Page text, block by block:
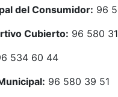
del Consumidor: 96
Cubierto: 96 580
534 60 44
96 580 39 51